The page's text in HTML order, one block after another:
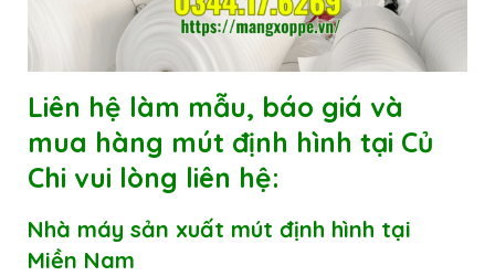
Liên hệ làm mẫu, báo giá và
mua hàng mút định hình tại Củ
Chi vui lòng liên hệ:
Nhà máy sản xuất mút định hình tại
Miền Nam